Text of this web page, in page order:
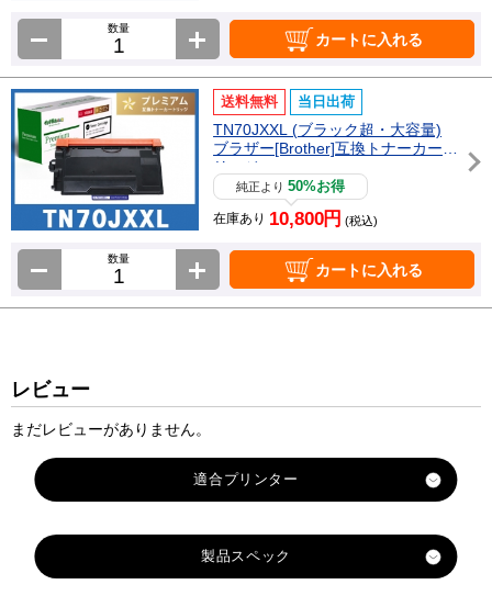
数量
カートに入れる
送料無料 当日出荷
TN70JXXL (ブラック超・大容量)
ブラザー[Brother]互換トナーカート
リッジ
純正より50%お得
在庫あり 10,800円 (税込)
数量
カートに入れる
レビュー
まだレビューがありません。
適合プリンター
製品スペック